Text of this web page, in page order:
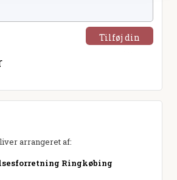
Tilføj din
arrangeret af:
Ringkøbing